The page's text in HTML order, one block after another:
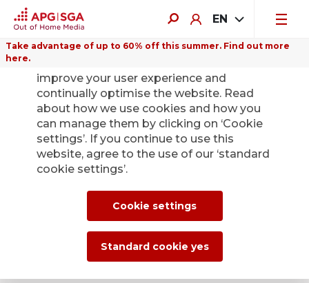
EN
Take advantage of up to 60% off this summer. Find out more
here.
Back
APG|SGA mit 6
neuen City ePanels
an Top-Lagen im
Stadtzentrum von
improve your user experience and
continually optimise the website. Read
about how we use cookies and how you
can manage them by clicking on ‘Cookie
settings’. If you continue to use this
website, agree to the use of our ‘standard
cookie settings’.
Cookie settings
Standard cookie yes